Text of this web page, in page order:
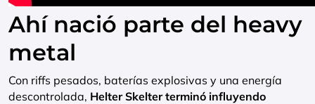
Ahí nació parte del heavy
metal
Con riffs pesados, baterías explosivas y una energía
descontrolada, Helter Skelter terminó influyendo